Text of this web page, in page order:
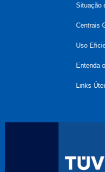
Situação
Centrais
Uso
Entenda
Links